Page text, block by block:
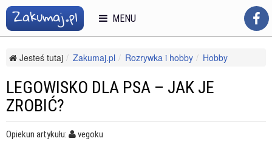
Jesteś tutaj Zakumaj.pl Rozrywka i hobby
Hobby
LEGOWISKO DLA PSA – JAK JE
ZROBIĆ?
Opiekun artykułu:
vegoku
MENU